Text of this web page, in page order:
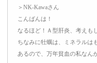
＞NK-Kawaさん
こんばんは！
なるほど！Ａ型肝炎、考えも
ちなみに牡蠣は、ミネラルは
あるので、万年貧血の私なん